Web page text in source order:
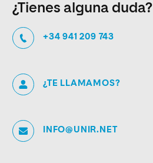
¿Tienes alguna duda?
+34 941 209 743
¿TE LLAMAMOS?
INFO@UNIR.NET